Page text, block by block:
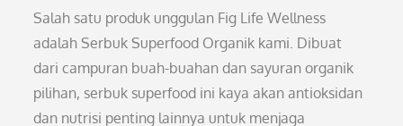
Salah satu produk unggulan Fig Life Wellness
adalah Serbuk Superfood Organik kami. Dibuat
dari campuran buah-buahan dan sayuran organik
pilihan, serbuk superfood ini kaya akan antioksidan
dan nutrisi penting lainnya untuk menjaga